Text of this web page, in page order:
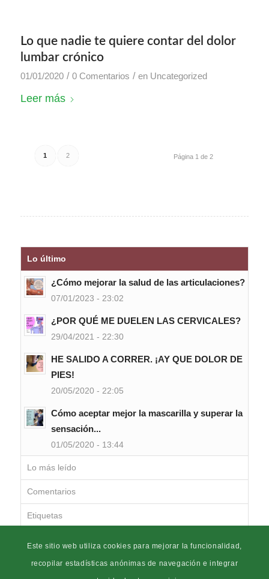
Lo que nadie te quiere contar del dolor
lumbar crónico
01/01/2020 / 0 Comentarios / en Uncategorized
Leer más
Página 1 de 2
1 2
Lo último
¿Cómo mejorar la salud de las articulaciones?
07/01/2023 - 23:02
¿POR QUÉ ME DUELEN LAS CERVICALES?
29/04/2021 - 22:30
HE SALIDO A CORRER. ¡AY QUE DOLOR DE
PIES!
20/05/2020 - 22:05
Cómo aceptar mejor la mascarilla y superar la
sensación...
01/05/2020 - 13:44
Lo más leído
Comentarios
Etiquetas
Este sitio web utiliza cookies para mejorar la funcionalidad,
recopilar estadísticas anónimas de navegación e integrar